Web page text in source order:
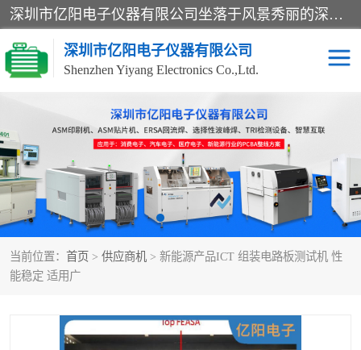
深圳市亿阳电子仪器有限公司坐落于风景秀丽的深圳市光明区，集SMT设备销售务为一体，努力为客户提供电子装配解决方案。与行业**SMT设备厂商：ASM（印刷机，锡膏检查机，贴片机），德国ERSA（爱莎）建立了稳固的代理合作关系，销售的设备一直保持**电子装配行业未来发展方向，能够满足客户各种繁杂产品的生产应用。
深圳市亿阳电子仪器有限公司
Shenzhen Yiyang Electronics Co.,Ltd.
当前位置： 首页 > 供应商机 > 新能源产品ICT 组装电路板测试机 性
能稳定 适用广
SX全自动高速贴片机 E系列中速贴片机
NeoHorizon全自动锡膏印
刷机
选择性波峰焊
VERSAFLOW-335
回流焊HOTFLOW 3/20e 波峰焊
BGA返修台HR600/2 自动光学检测TR7700QE
TR5001
自动光学检测TR7710 XS全自动高速贴片机